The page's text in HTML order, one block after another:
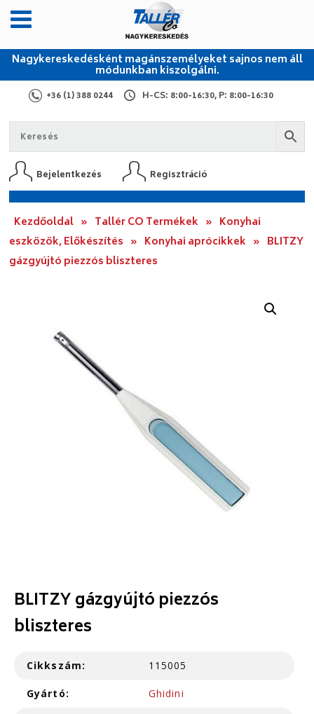
Nagykereskedésként magánszemélyeket sajnos nem áll
módunkban kiszolgálni.
+36 (1) 388 0244 H-CS: 8:00-16:30, P: 8:00-16:30
Bejelentkezés Regisztráció
Kezdőoldal » Tallér CO Termékek » Konyhai
eszközök, Előkészítés » Konyhai aprócikkek » BLITZY
gázgyújtó piezzós bliszteres
BLITZY gázgyújtó piezzós
bliszteres
Cikkszám: 115005
Gyártó: Ghidini